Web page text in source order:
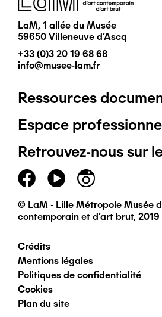
LaM, 1 allée du Musée
59650 Villeneuve d'Ascq
+33 (0)3 20 19 68 68
info@musee-lam.fr
Pied
de
page
principal
Ressources
Espace
Retrouvez-nous sur
© LaM - Lille Métropole Musée
contemporain et d'art brut, 2019
Pied
de
Crédits
Mentions légales
Politiques de confidentialité
Cookies
Plan du site